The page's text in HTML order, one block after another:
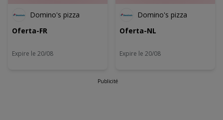
Domino's pizza
Oferta-FR
Expire le 20/08
Domino's pizza
Oferta-NL
Expire le 20/08
Publicité
Wij en onze partners verwerken gegevens voor de
volgende doeleinden:
Precieze geolocatiegegevens gebruiken. De apparaatkenmerken
en/of openen. Gepersonaliseerde advertenties en content,
advertentie- en contentmetingen, doelgroepenonderzoek en